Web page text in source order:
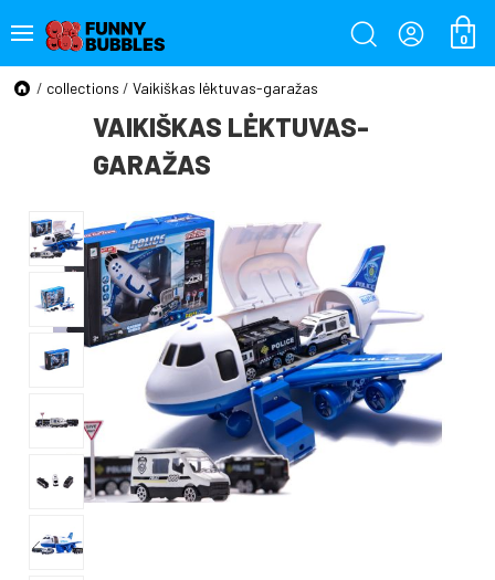
0
/ collections / Vaikiškas lėktuvas-garažas
VAIKIŠKAS LĖKTUVAS-
GARAŽAS